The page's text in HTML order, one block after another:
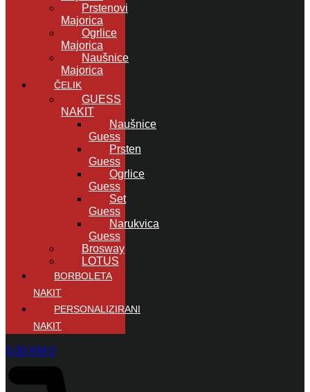
Prstenovi
Majorica
Ogrlice
Majorica
Naušnice
Majorica
ČELIK
GUESS
NAKIT
Naušnice
Guess
Prsten
Guess
Ogrlice
Guess
Set
Guess
Narukvica
Guess
Brosway
LOTUS
BORBOLETA
NAKIT
PERSONALIZIRANI
NAKIT
0,00 KM 0